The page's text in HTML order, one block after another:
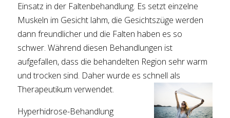
Einsatz in der Faltenbehandlung. Es setzt einzelne
Muskeln im Gesicht lahm, die Gesichtszüge werden
dann freundlicher und die Falten haben es so
schwer. Während diesen Behandlungen ist
aufgefallen, dass die behandelten Region sehr warm
und trocken sind. Daher wurde es schnell als
Therapeutikum verwendet.
Hyperhidrose-Behandlung